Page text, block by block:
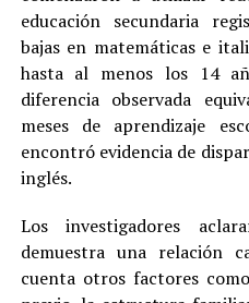
educación secundaria
bajas en matemáticas e
hasta al menos los 14
diferencia observada
meses de aprendizaje
encontró evidencia de
inglés.
Los investigadores
demuestra una relación
cuenta otros factores